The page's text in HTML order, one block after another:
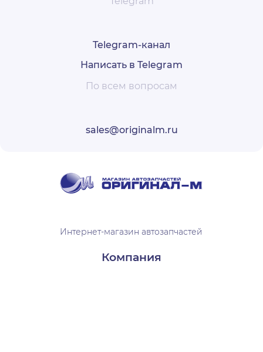
Telegram-канал
Написать в Telegram
По всем вопросам
sales@originalm.ru
Интернет-магазин автозапчастей
Компания